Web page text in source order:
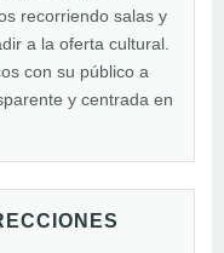
recorriendo salas y
a la oferta cultural.
con su público a
y centrada en